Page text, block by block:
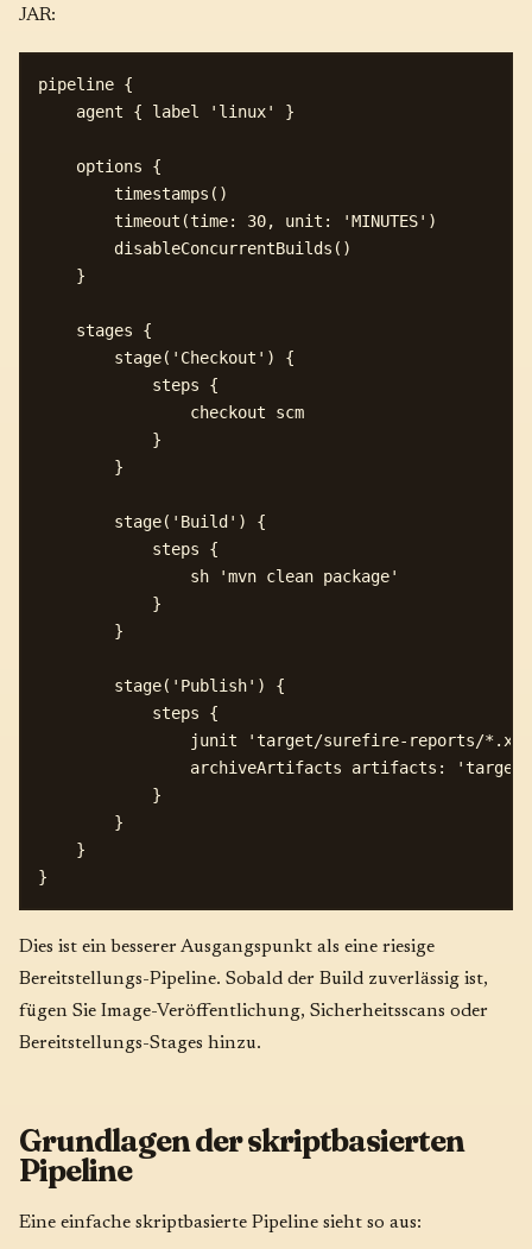
JAR:
pipeline {
    agent { label 'linux' }
    options {
        timestamps()
        timeout(time: 30, unit: 'MINUTES')
        disableConcurrentBuilds()
    }
    stages {
        stage('Checkout') {
            steps {
                checkout scm
            }
        }
        stage('Build') {
            steps {
                sh 'mvn clean package'
            }
        }
        stage('Publish') {
            steps {
junit 'target/surefire-reports/
archiveArtifacts artifacts:
            }
        }
    }
Dies ist ein besserer Ausgangspunkt als eine riesige
Bereitstellungs-Pipeline. Sobald der Build zuverlässig ist,
fügen Sie Image-Veröffentlichung, Sicherheitsscans oder
Bereitstellungs-Stages hinzu.
Grundlagen der skriptbasierten
Pipeline
Eine einfache skriptbasierte Pipeline sieht so aus: